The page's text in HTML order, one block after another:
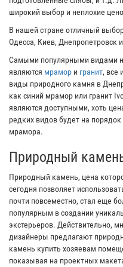
широкий выбор и неплохие
В нашей стране отличный
Одесса, Киев, Днепропетровск
Самыми популярными видами
являются мрамор и гранит, все
виды природного камня в
как синий мрамор или гранит
являются доступными, хоть
редких видов будет на
мрамора.
Природный
Природный камень, цена
сегодня позволяет
почти повсеместно, стал еще
популярным в создании
экстерьеров. Действительно,
дизайнеры предлагают
камень купить хозяевам
показывая на проектных